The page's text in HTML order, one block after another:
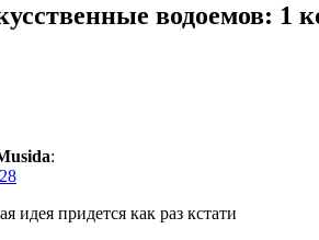
водоемов: 1
:
идея придется как раз кстати